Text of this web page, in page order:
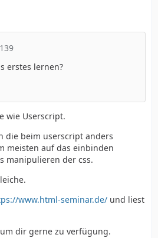
erstes lernen?
wie Userscript.
die beim userscript anders
meisten auf das einbinden
manipulieren der css.
www.html-seminar.de/ und liest
dir gerne zu verfügung.